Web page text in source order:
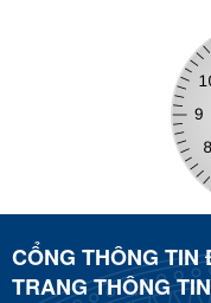
CỔNG THÔNG
TRANG THÔNG